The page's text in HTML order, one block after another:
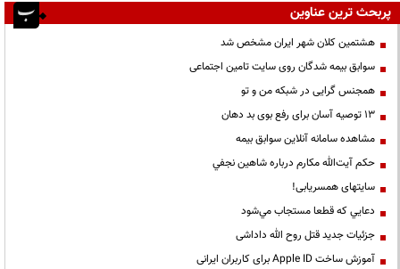
پربحث ترین عناوین
هشتمین کلان شهر ایران مشخص شد
سوابق بیمه شدگان روی سایت تامین اجتماعی
همجنس گرایی در شبکه من و تو
13 توصیه آسان برای رفع بوی بد دهان
مشاهده سامانه آنلاين سوابق بیمه
حكم آيت‌الله مكارم درباره شاهين نجفي
سایتهای همسریابی!
دعايي كه قطعا مستجاب مي‌شود
جزئیات جدید قتل روح الله داداشی
آموزش ساخت Apple ID برای کاربران ایرانی